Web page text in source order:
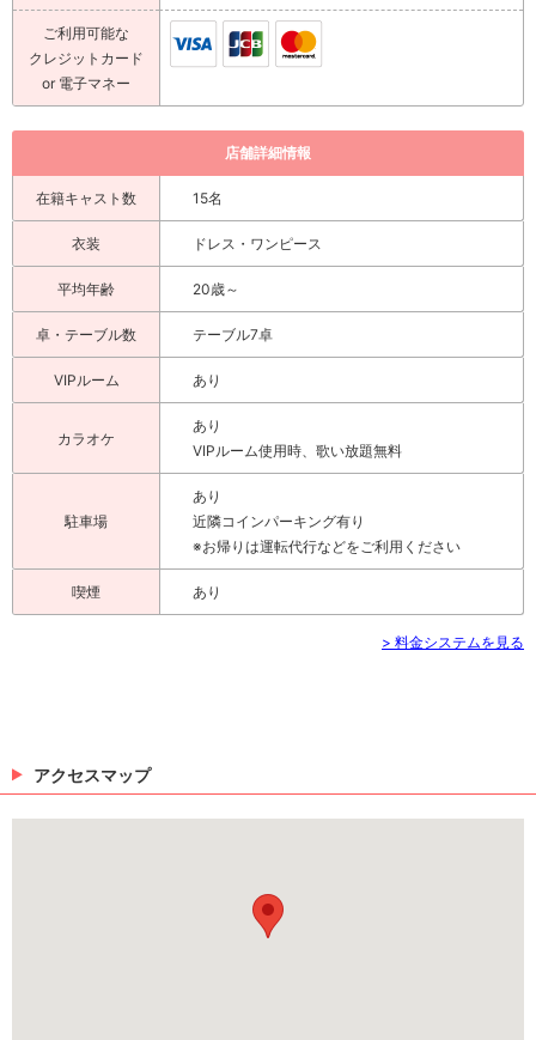
ご利用可能な
クレジットカード
or 電子マネー
店舗詳細情報
在籍キャスト数 15名
衣装 ドレス・ワンピース
平均年齢 20歳～
卓・テーブル数 テーブル7卓
VIPルーム あり
カラオケ
あり
VIPルーム使用時、歌い放題無料
駐車場
あり
近隣コインパーキング有り
※お帰りは運転代行などをご利用ください
喫煙 あり
> 料金システムを見る
アクセスマップ